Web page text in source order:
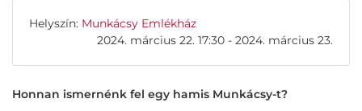
Helyszín: Munkácsy Emlékház
2024. március 22. 17:30 - 2024. március 23.
Honnan ismernénk fel egy hamis Munkácsy-t?